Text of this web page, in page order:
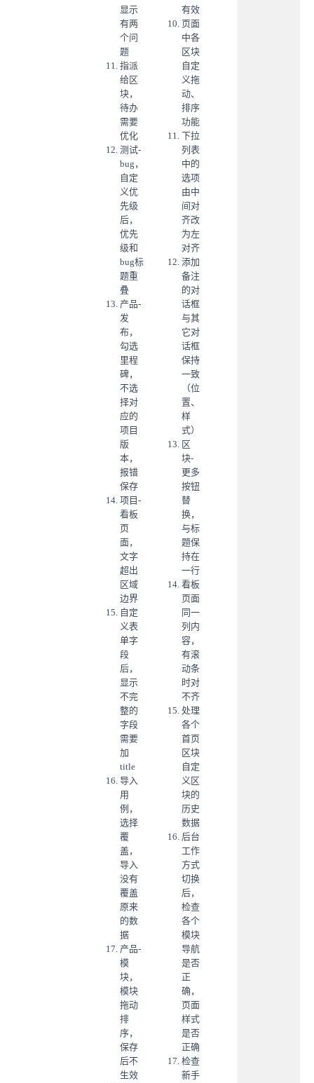
有效
页面
中各
区块
自定
义拖
动、
排序
功能
下拉
列表
中的
选项
由中
间对
齐改
为左
对齐
添加
备注
的对
话框
与其
它对
话框
保持
一致
（位
置、
样
式）
区
块-
更多
按钮
替
换，
与标
题保
持在
一行
看板
页面
同一
列内
容，
有滚
动条
时对
不齐
处理
各个
首页
区块
自定
义区
块的
历史
数据
后台
工作
方式
切换
后，
检查
各个
模块
导航
是否
正
确，
页面
样式
是否
正确
检查
新手
显示
有两
个问
题
指派
给区
块，
待办
需要
优化
测试-
bug，
自定
义优
先级
后，
优先
级和
bug标
题重
叠
产品-
发
布，
勾选
里程
碑，
不选
择对
应的
项目
版
本，
报错
保存
项目-
看板
页
面，
文字
超出
区域
边界
自定
义表
单字
段
后，
显示
不完
整的
字段
需要
加
title
导入
用
例，
选择
覆
盖，
导入
没有
覆盖
原来
的数
据
产品-
模
块，
模块
拖动
排
序，
保存
后不
生效